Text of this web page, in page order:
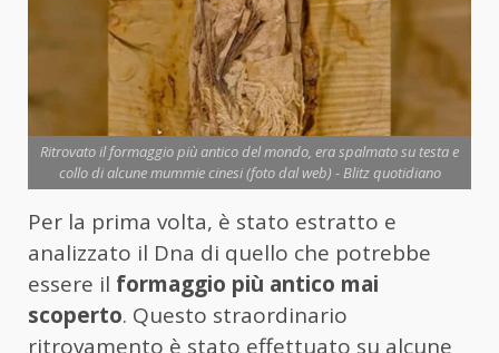
Ritrovato il formaggio più antico del mondo, era spalmato su testa e
collo di alcune mummie cinesi (foto dal web) - Blitz quotidiano
Per la prima volta, è stato estratto e
analizzato il Dna di quello che potrebbe
essere il formaggio più antico mai
scoperto. Questo straordinario
ritrovamento è stato effettuato su alcune